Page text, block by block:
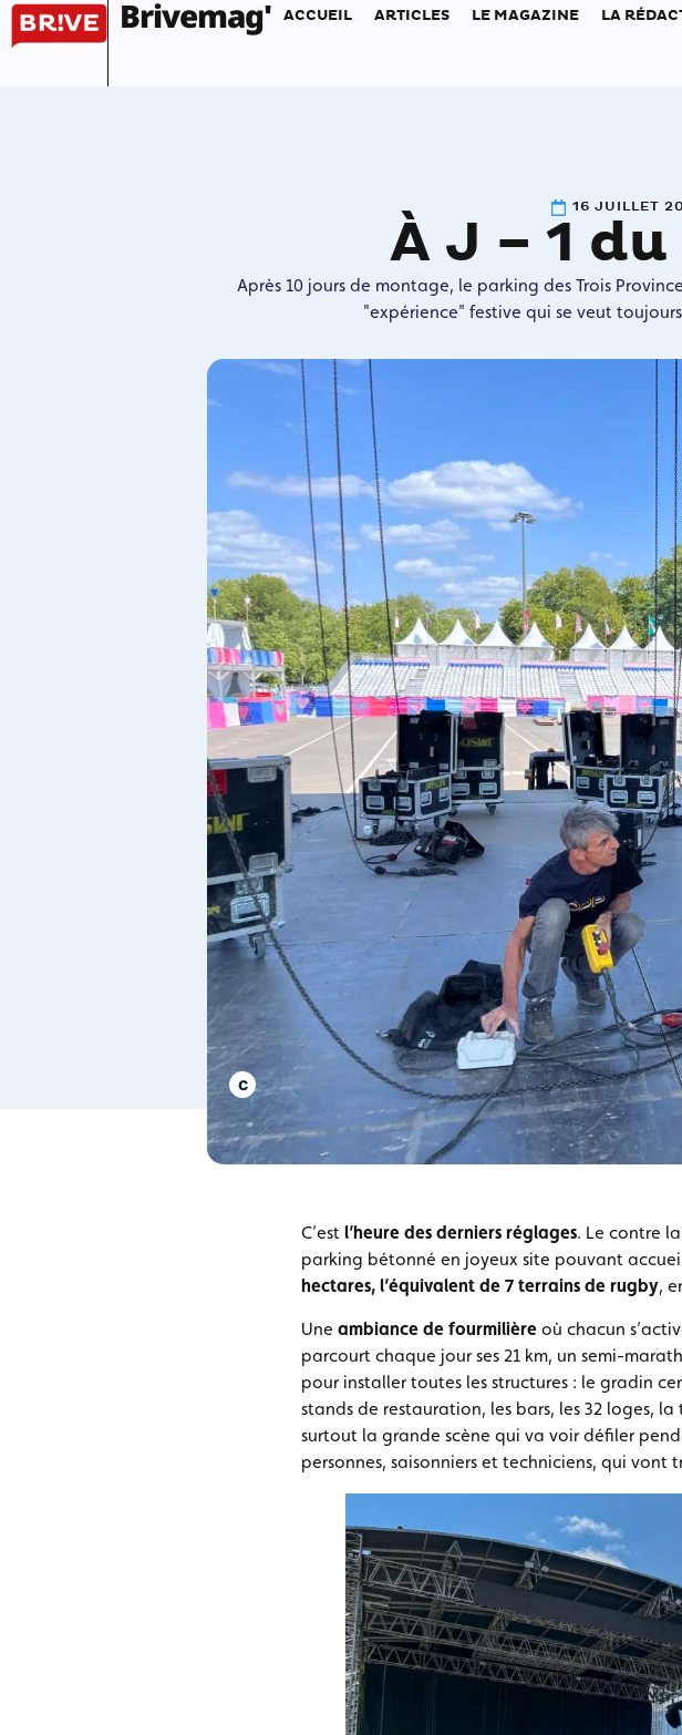
Brivemag' ACCUEIL ARTICLES LE MAGAZINE LA
16 JUILLET
À J – 1
Après 10 jours de montage, le parking des Trois
"expérience" festive qui se veut
C’est l’heure des derniers réglages. Le contre
parking bétonné en joyeux site pouvant
hectares, l’équivalent de 7 terrains de rugby,
Une ambiance de fourmilière où chacun
parcourt chaque jour ses 21 km, un semi-
pour installer toutes les structures : le gradin
stands de restauration, les bars, les 32 loges,
surtout la grande scène qui va voir défiler
personnes, saisonniers et techniciens, qui